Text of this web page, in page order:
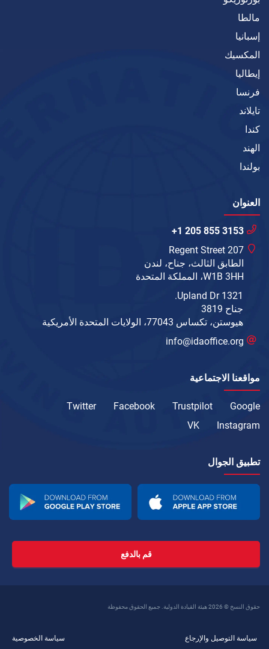
مالطا
إسبانيا
المكسيك
إيطاليا
فرنسا
تايلاند
كندا
الهند
بولندا
العنوان
+1 205 855 3153
207 Regent Street
الطابق الثالث، جناح، لندن
W1B 3HH، المملكة المتحدة
1321 Upland Dr.
جناح 3819
هيوستن، تكساس 77043، الولايات المتحدة الأمريكية
info@idaoffice.org
مواقعنا الاجتماعية
Google
Trustpilot
Facebook
Twitter
Instagram
VK
تطبيق الجوال
قم بالدفع
حقوق النسخ © 2026 هيئة القيادة الدولية. جميع الحقوق محفوظة
سياسة التوصيل والإرجاع سياسة الخصوصية